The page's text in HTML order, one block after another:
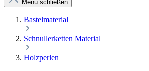
Menü schließen
Bastelmaterial
Schnullerketten Material
Holzperlen